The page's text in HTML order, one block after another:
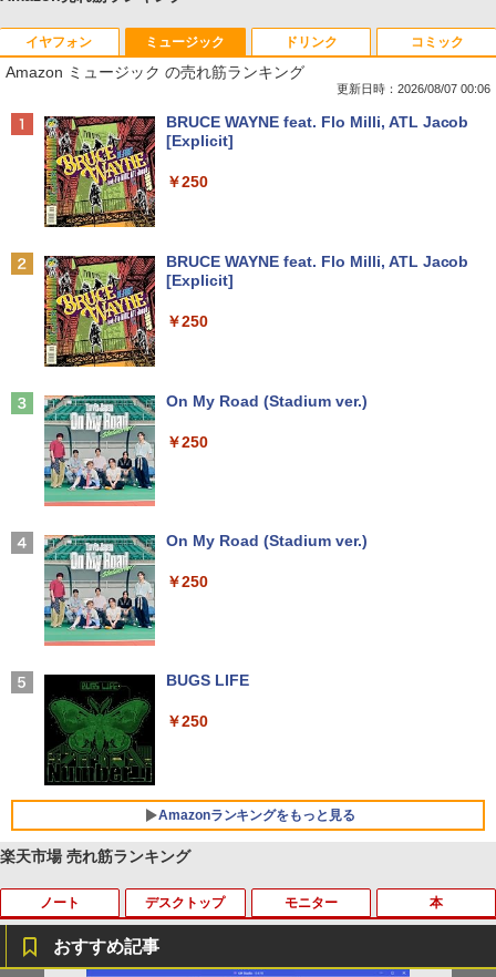
イヤフォン
Anker Soundcore P40i オフホワイト
Anker Soundcore P31i ブラック
Anker Soundcore Liberty 5 アプリコットピ
【2026年アップグレード版】AOKIMI ワイヤ
軽量 ブルートゥースHi-Fi 最大36時間再生 ぶ
リング ANC 36時間再生
￥2,980
ミュージック
Amazon ミュージック の売れ筋ランキング
更新日時：2026/08/07 00:06
BRUCE WAYNE feat. Flo Milli, ATL Jacob
[Explicit]
￥250
BRUCE WAYNE feat. Flo Milli, ATL Jacob
[Explicit]
￥250
On My Road (Stadium ver.)
￥250
On My Road (Stadium ver.)
￥250
BUGS LIFE
￥250
Amazonランキングをもっと見る
ドリンク
【Amazon.co.jp限定】 い・ろ・は・す 2L P
ET ラベルレス ×8本
￥1,112
コミック
薬屋のひとりごと 17巻 (デジタル版ビッグガ
ンガンコミックス)
￥770
楽天市場 売れ筋ランキング
ノート デスクトップ モニター 本
おすすめ記事